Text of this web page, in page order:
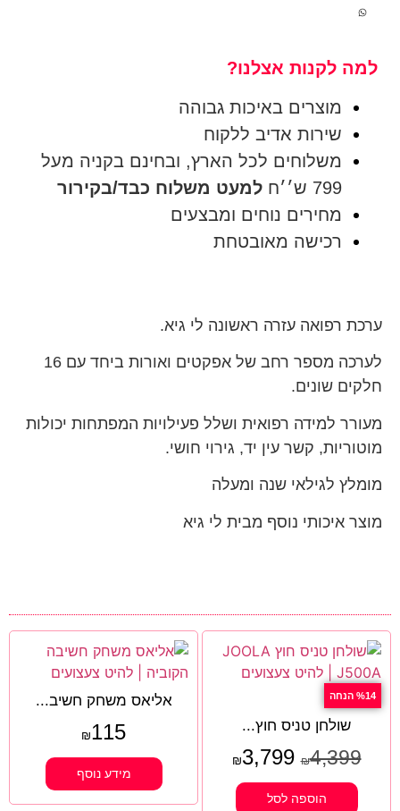
למה לקנות אצלנו?
מוצרים באיכות גבוהה
שירות אדיב ללקוח
משלוחים לכל הארץ, ובחינם בקניה מעל
799 ש׳׳ח
למעט משלוח כבד/בקירור
מחירים נוחים ומבצעים
רכישה מאובטחת
ערכת רפואה עזרה ראשונה לי גיא.
לערכה מספר רחב של אפקטים ואורות ביחד עם 16
חלקים שונים.
מעורר למידה רפואית ושלל פעילויות המפתחות יכולות
מוטוריות, קשר עין יד, גירוי חושי.
מומלץ לגילאי שנה ומעלה
מוצר איכותי נוסף מבית לי גיא
%14 הנחה
שולחן טניס חוץ...
₪4,399
₪3,799
הוספה לסל
אליאס משחק חשיב...
₪115
מידע נוסף